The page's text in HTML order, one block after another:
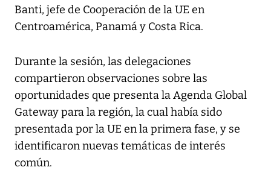
Banti, jefe de Cooperación de la UE en
Centroamérica, Panamá y Costa Rica.
Durante la sesión, las delegaciones
compartieron observaciones sobre las
oportunidades que presenta la Agenda Global
Gateway para la región, la cual había sido
presentada por la UE en la primera fase, y se
identificaron nuevas temáticas de interés
común.